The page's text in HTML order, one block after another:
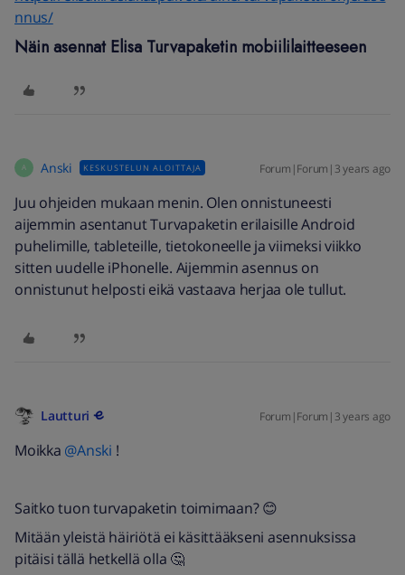
nnus/
Näin asennat Elisa Turvapaketin mobiililaitteeseen
A Anski KESKUSTELUN ALOITTAJA Forum|Forum|3 years ago
Juu ohjeiden mukaan menin. Olen onnistuneesti
aijemmin asentanut Turvapaketin erilaisille Android
puhelimille, tableteille, tietokoneelle ja viimeksi viikko
sitten uudelle iPhonelle. Aijemmin asennus on
onnistunut helposti eikä vastaava herjaa ole tullut.
Lautturi Forum|Forum|3 years ago
Moikka @Anski !
Saitko tuon turvapaketin toimimaan? 😊
Mitään yleistä häiriötä ei käsittääkseni asennuksissa
pitäisi tällä hetkellä olla 🤔